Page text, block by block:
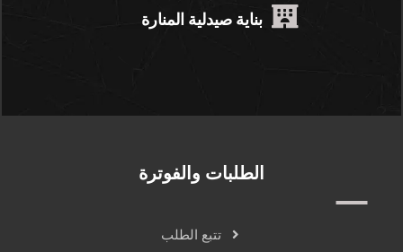
بناية صيدلية المنارة
الطلبات والفوترة
تتبع الطلب